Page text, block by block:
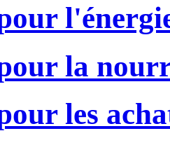
la
les